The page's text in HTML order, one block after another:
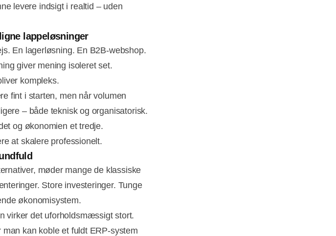
levere indsigt i realtid – uden
lappeløsninger
En lagerløsning. En B2B-webshop.
giver mening isoleret set.
kompleks.
fint i starten, men når volumen
– både teknisk og organisatorisk.
og økonomien et tredje.
at skalere professionelt.
møder mange de klassiske
Store investeringer. Tunge
økonomisystem.
virker det uforholdsmæssigt stort.
kan koble et fuldt ERP-system